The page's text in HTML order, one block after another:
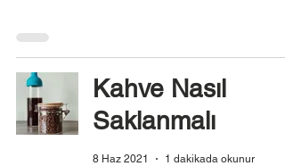
Kahve Nasıl
Saklanmalı
8 Haz 2021 1 dakikada okunur